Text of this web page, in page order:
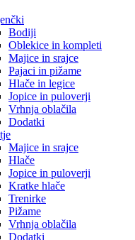
Bodiji
Oblekice in kompleti
Majice in srajce
Pajaci in pižame
Hlače in legice
Jopice in puloverji
Vrhnja oblačila
Dodatki
Majice in srajce
Hlače
Jopice in puloverji
Kratke hlače
Trenirke
Pižame
Vrhnja oblačila
Dodatki